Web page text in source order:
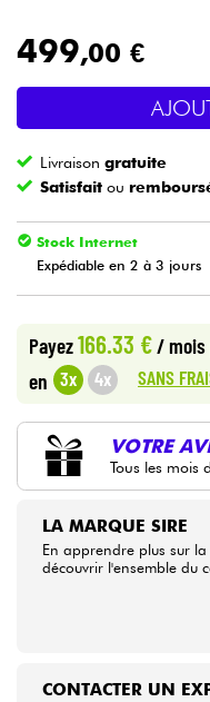
Eclairage
Violons & Quatuor
Câbles & Access.
499,00 €
Livraisongratuite
Satisfait ou
Stock Internet
Expédiable en 2 à 3 jours
Payez166.33 €/ mois
en 3x 4x SANS
VOTRE
Tous les mois
LA MARQUE SIRE
En apprendre plus sur
découvrir l'ensemble du
CONTACTER UN